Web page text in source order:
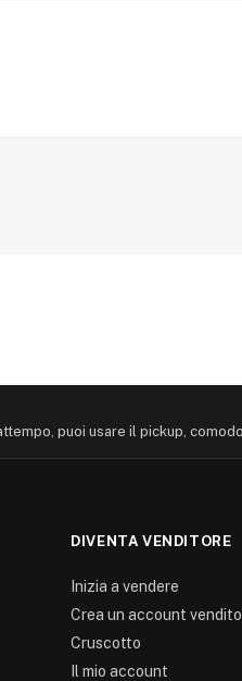
puoi usare il pickup,
DIVENTA VENDITORE
Inizia a vendere
Crea un account
Cruscotto
Il mio account